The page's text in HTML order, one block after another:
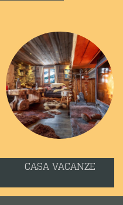
CASA VACANZE